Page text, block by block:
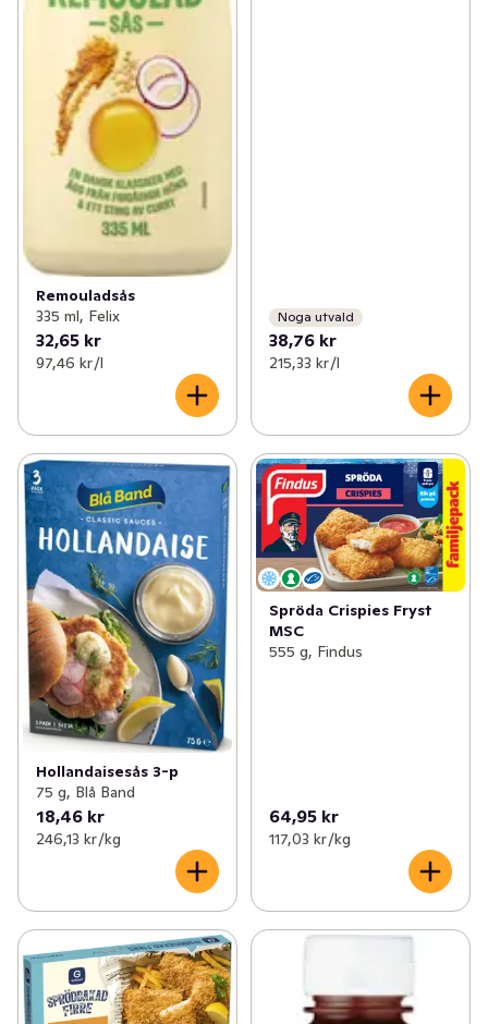
Remouladsås
335 ml, Felix
32,65 kr
97,46 kr /l
Noga utvald
38,76 kr
215,33 kr /l
Hollandaisesås 3-p
75 g, Blå Band
18,46 kr
246,13 kr /kg
Spröda Crispies Fryst
MSC
555 g, Findus
64,95 kr
117,03 kr /kg